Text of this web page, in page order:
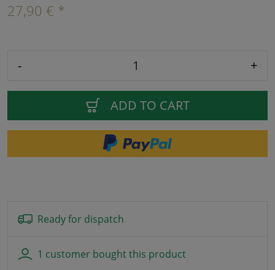
27,90 € *
- +
ADD TO CART
Ready for dispatch
1 customer bought this product